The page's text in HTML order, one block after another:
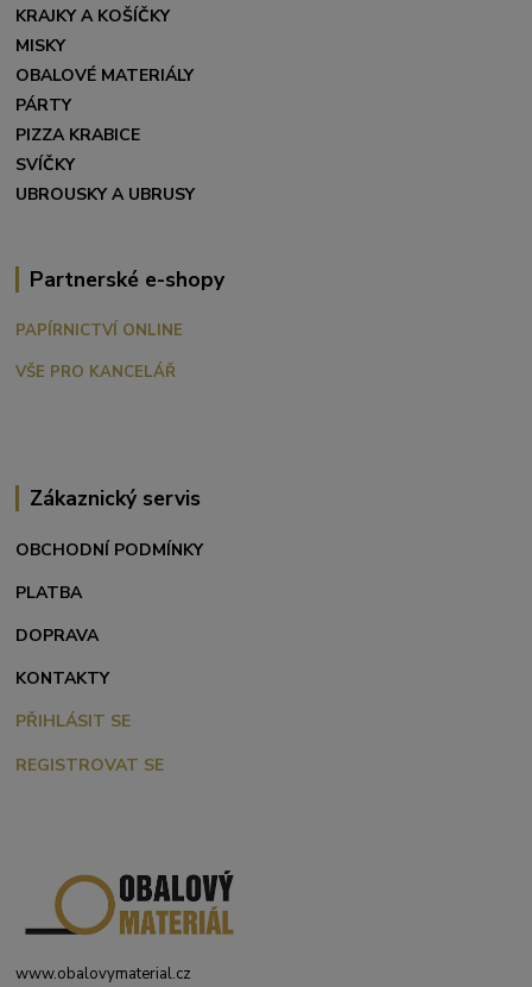
KRAJKY A KOŠÍČKY
MISKY
OBALOVÉ MATERIÁLY
PÁRTY
PIZZA KRABICE
SVÍČKY
UBROUSKY A UBRUSY
Partnerské e-shopy
PAPÍRNICTVÍ ONLINE
VŠE PRO KANCELÁŘ
Zákaznický servis
OBCHODNÍ PODMÍNKY
PLATBA
DOPRAVA
KONTAKTY
PŘIHLÁSIT SE
REGISTROVAT SE
www.obalovymaterial.cz